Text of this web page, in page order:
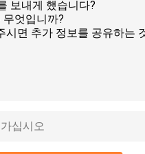
에 있는 내구성 그리고 견실함
운영한 사업이고 제조 실리콘
있는 많은 년 경험이 있습니
가격 설정을 제안합니다. 그
객 수천을 저장할 수 있는 도